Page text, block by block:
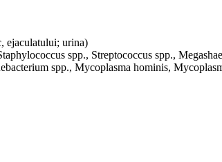
ejaculatului; urina)
spp., Streptococcus spp.,
spp., Mycoplasma hominis,